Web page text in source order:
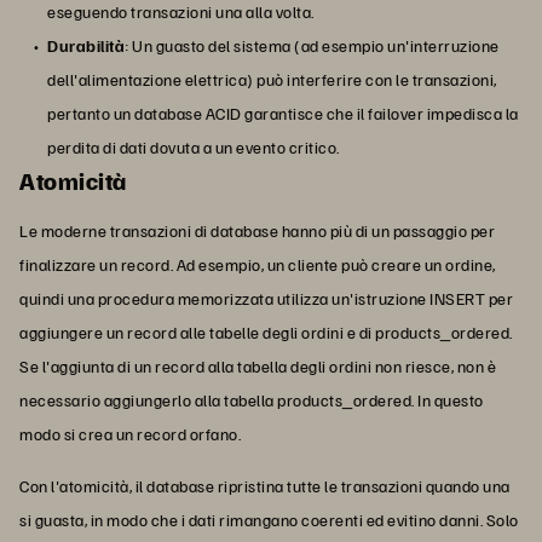
eseguendo transazioni una alla volta.
Durabilità: Un guasto del sistema (ad esempio un'interruzione
dell'alimentazione elettrica) può interferire con le transazioni,
pertanto un database ACID garantisce che il failover impedisca la
perdita di dati dovuta a un evento critico.
Atomicità
Le moderne transazioni di database hanno più di un passaggio per
finalizzare un record. Ad esempio, un cliente può creare un ordine,
quindi una procedura memorizzata utilizza un'istruzione INSERT per
aggiungere un record alle tabelle degli ordini e di products_ordered.
Se l'aggiunta di un record alla tabella degli ordini non riesce, non è
necessario aggiungerlo alla tabella products_ordered. In questo
modo si crea un record orfano.
Con l'atomicità, il database ripristina tutte le transazioni quando una
si guasta, in modo che i dati rimangano coerenti ed evitino danni. Solo